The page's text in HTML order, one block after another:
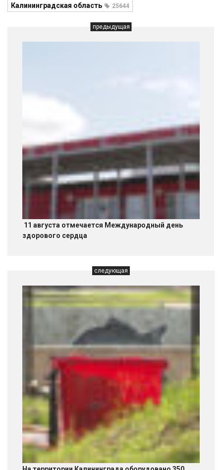
Калининградская область 25644
предыдущая
11 августа отмечается Международный день
здорового сердца
следующая